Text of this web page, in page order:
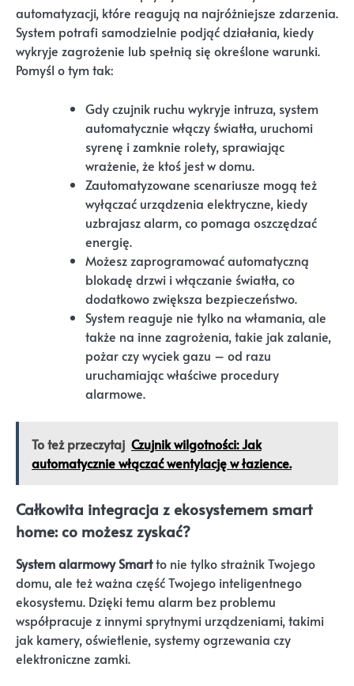
automatyzacji, które reagują na najróżniejsze zdarzenia.
System potrafi samodzielnie podjąć działania, kiedy
wykryje zagrożenie lub spełnią się określone warunki.
Pomyśl o tym tak:
Gdy czujnik ruchu wykryje intruza, system
automatycznie włączy światła, uruchomi
syrenę i zamknie rolety, sprawiając
wrażenie, że ktoś jest w domu.
Zautomatyzowane scenariusze mogą też
wyłączać urządzenia elektryczne, kiedy
uzbrajasz alarm, co pomaga oszczędzać
energię.
Możesz zaprogramować automatyczną
blokadę drzwi i włączanie światła, co
dodatkowo zwiększa bezpieczeństwo.
System reaguje nie tylko na włamania, ale
także na inne zagrożenia, takie jak zalanie,
pożar czy wyciek gazu – od razu
uruchamiając właściwe procedury
alarmowe.
To też przeczytaj Czujnik wilgotności: Jak
automatycznie włączać wentylację w łazience.
Całkowita integracja z ekosystemem smart
home: co możesz zyskać?
System alarmowy Smartto nie tylko strażnik Twojego
domu, ale też ważna część Twojego inteligentnego
ekosystemu. Dzięki temu alarm bez problemu
współpracuje z innymi sprytnymi urządzeniami, takimi
jak kamery, oświetlenie, systemy ogrzewania czy
elektroniczne zamki.